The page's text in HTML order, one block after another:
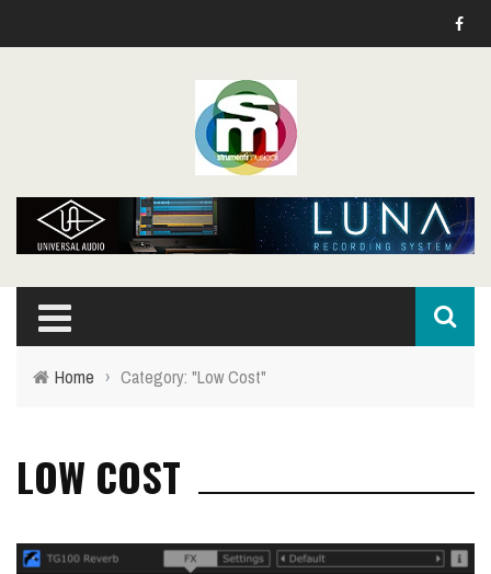
Home › Category: "Low Cost"
LOW COST